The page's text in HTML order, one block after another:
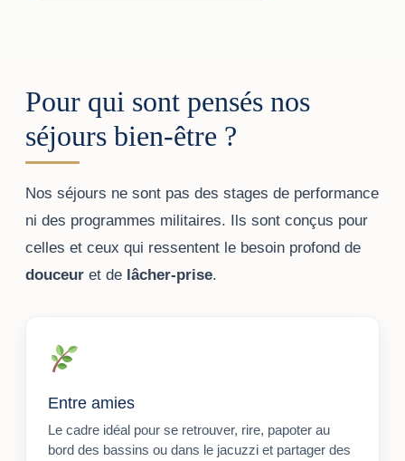
Pour qui sont pensés nos
séjours bien-être ?
Nos séjours ne sont pas des stages de performance
ni des programmes militaires. Ils sont conçus pour
celles et ceux qui ressentent le besoin profond de
douceur et de lâcher-prise.
Entre amies
Le cadre idéal pour se retrouver, rire, papoter au
bord des bassins ou dans le jacuzzi et partager des